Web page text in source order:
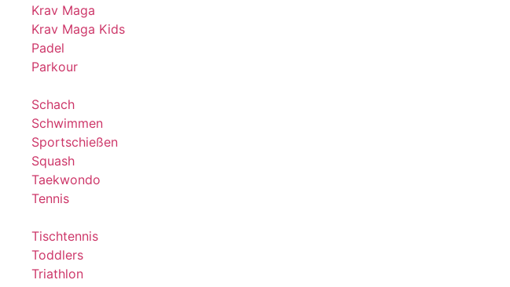
Krav Maga
Krav Maga Kids
Padel
Parkour
Schach
Schwimmen
Sportschießen
Squash
Taekwondo
Tennis
Tischtennis
Toddlers
Triathlon